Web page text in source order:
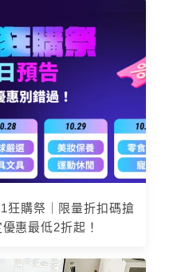
狂購祭｜限量折扣碼搶
惠最低2折起！